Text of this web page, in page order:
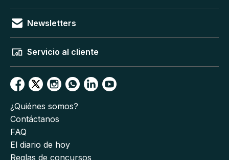
Newsletters
Servicio al cliente
¿Quiénes somos?
Contáctanos
FAQ
El diario de hoy
Reglas de concursos